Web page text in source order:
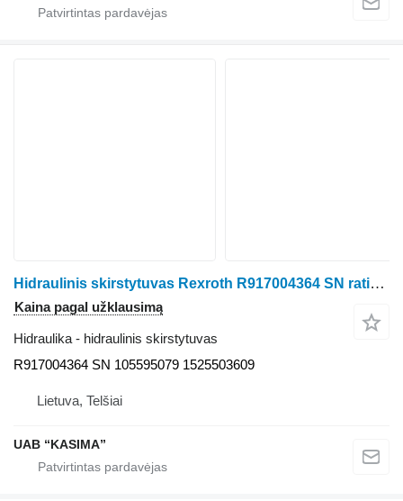
Hidraulinis skirstytuvas Rexroth R917004364 SN ratinio traktoriaus Claas Arion 530
Kaina pagal užklausimą
Hidraulika - hidraulinis skirstytuvas
R917004364 SN 105595079 1525503609
Lietuva, Telšiai
UAB “KASIMA”